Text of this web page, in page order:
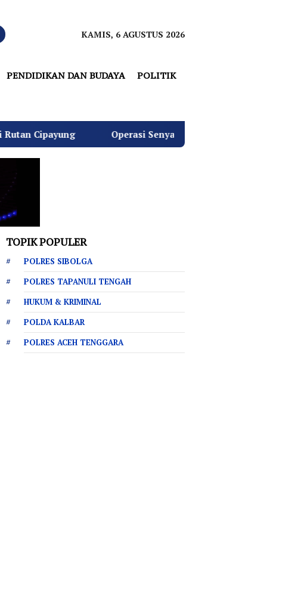
KAMIS, 6 AGUSTUS 2026
PENDIDIKAN DAN BUDAYA POLITIK
Operasi Senyap Kejagung: Kantor dan Rumah Don Ritto
TOPIK POPULER
POLRES SIBOLGA
POLRES TAPANULI TENGAH
HUKUM & KRIMINAL
POLDA KALBAR
POLRES ACEH TENGGARA